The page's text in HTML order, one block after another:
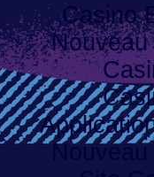
Casino